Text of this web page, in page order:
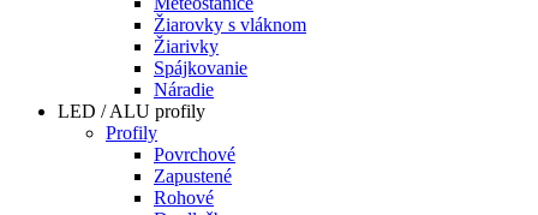
Žiarovky s vláknom
Žiarivky
Spájkovanie
Náradie
LED / ALU profily
Profily
Povrchové
Zapustené
Rohové